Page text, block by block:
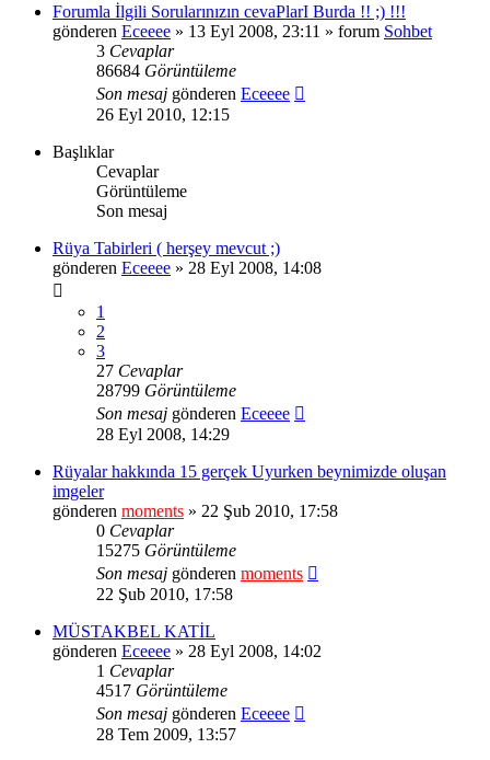
Forumla İlgili Sorularınızın cevaPlarI Burda !! ;) !!!
gönderen Eceeee » 13 Eyl 2008, 23:11 » forum Sohbet
3 Cevaplar
86684 Görüntüleme
Son mesaj gönderen Eceeee
26 Eyl 2010, 12:15
Başlıklar
Cevaplar
Görüntüleme
Son mesaj
Rüya Tabirleri ( herşey mevcut ;)
gönderen Eceeee » 28 Eyl 2008, 14:08
1
2
3
27 Cevaplar
28799 Görüntüleme
Son mesaj gönderen Eceeee
28 Eyl 2008, 14:29
Rüyalar hakkında 15 gerçek Uyurken beynimizde oluşan
imgeler
gönderen moments » 22 Şub 2010, 17:58
0 Cevaplar
15275 Görüntüleme
Son mesaj gönderen moments
22 Şub 2010, 17:58
MÜSTAKBEL KATİL
gönderen Eceeee » 28 Eyl 2008, 14:02
1 Cevaplar
4517 Görüntüleme
Son mesaj gönderen Eceeee
28 Tem 2009, 13:57